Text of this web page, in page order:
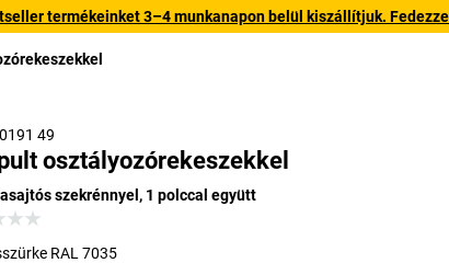
termékeinket 3–4 munkanapon belül kiszállítjuk.
49
osztályozórekeszekkel
szekrénnyel, 1 polccal együtt
RAL 7035